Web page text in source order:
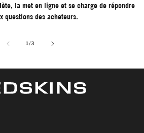
la met en ligne et se charge de répondre
questions des acheteurs.
1/de
3